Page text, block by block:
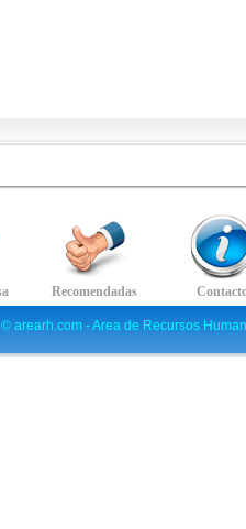
© arearh.com - Area de Recursos